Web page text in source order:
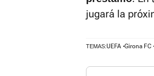
jugará la
TEMAS:UEFA Girona FC